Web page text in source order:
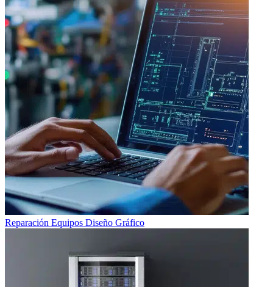
Reparación Equipos Diseño Gráfico